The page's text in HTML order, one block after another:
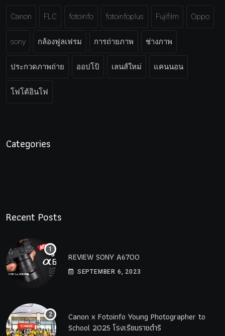
Canon FLC fotoinfo fotoinfoplus Fujifilm Oppo
sony กล้องฟูลเฟรม การถ่ายภาพ ช่างภาพ
ประกวดภาพถ่าย ออปโป้ เลนส์ใหม่ แคนนอน
โฟโต้อินโฟ
Categories
Recent Posts
REVIEW SONY A6700
SEPTEMBER 6, 2023
Canon x Fotoinfo​ Young​ Photographer to
School 2025 โรงเรียนราชดำริ